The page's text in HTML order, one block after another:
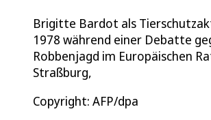
Brigitte Bardot als
1978 während einer Debatte
Robbenjagd im Europäischen
Straßburg,
Copyright: AFP/dpa